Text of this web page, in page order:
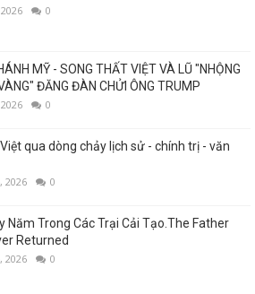
0
MỸ - SONG THẤT VIỆT VÀ LŨ "NHỘNG
ĐĂNG ĐÀN CHỬI ÔNG TRUMP
0
qua dòng chảy lịch sử - chính trị - văn
2026 0
Năm Trong Các Trại Cải Tạo.The Father
Returned
2026 0